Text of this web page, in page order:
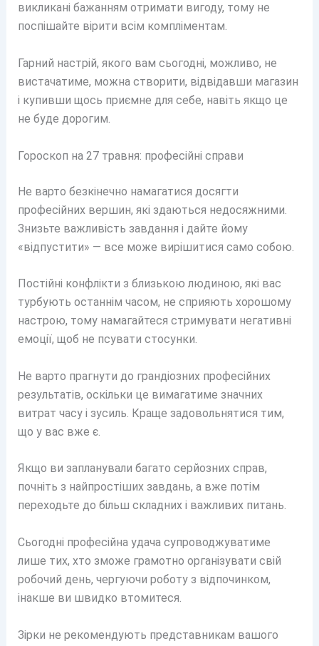
викликані бажанням отримати вигоду, тому не
поспішайте вірити всім компліментам.
Гарний настрій, якого вам сьогодні, можливо, не
вистачатиме, можна створити, відвідавши магазин
і купивши щось приємне для себе, навіть якщо це
не буде дорогим.
Гороскоп на 27 травня: професійні справи
Не варто безкінечно намагатися досягти
професійних вершин, які здаються недосяжними.
Знизьте важливість завдання і дайте йому
«відпустити» — все може вирішитися само собою.
Постійні конфлікти з близькою людиною, які вас
турбують останнім часом, не сприяють хорошому
настрою, тому намагайтеся стримувати негативні
емоції, щоб не псувати стосунки.
Не варто прагнути до грандіозних професійних
результатів, оскільки це вимагатиме значних
витрат часу і зусиль. Краще задовольнятися тим,
що у вас вже є.
Якщо ви запланували багато серйозних справ,
почніть з найпростіших завдань, а вже потім
переходьте до більш складних і важливих питань.
Сьогодні професійна удача супроводжуватиме
лише тих, хто зможе грамотно організувати свій
робочий день, чергуючи роботу з відпочинком,
інакше ви швидко втомитеся.
Зірки не рекомендують представникам вашого